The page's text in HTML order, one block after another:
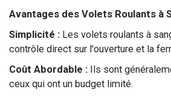
Avantages des Volets Roulants à
Simplicité : Les volets roulants à
contrôle direct sur l'ouverture et la
Coût Abordable : Ils sont
ceux qui ont un budget limité.